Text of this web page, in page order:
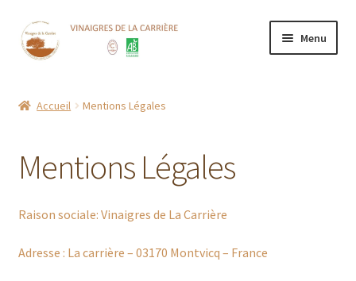
Aller
à
Aller
au
Menu
CGV
Contact
Mentions Légales
Accueil Mentions Légales
Mentions Légales
Raison sociale: Vinaigres de La Carrière
Adresse : La carrière – 03170 Montvicq – France